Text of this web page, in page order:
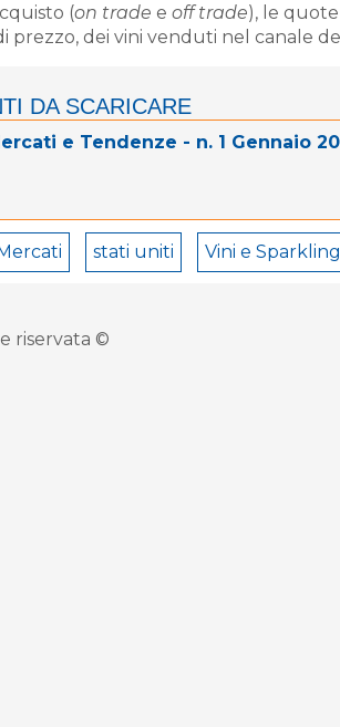
(on trade e off trade), le
prezzo, dei vini venduti nel canale
DA SCARICARE
e Tendenze - n. 1 Gennaio
stati uniti Vini e
riservata ©